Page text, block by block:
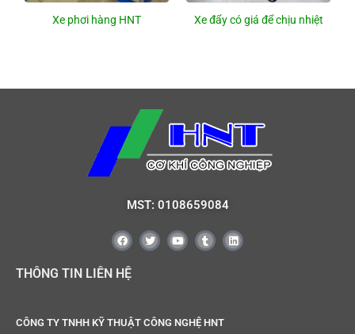
Xe phơi hàng HNT Xe đẩy có giá để chịu nhiệt
MST: 0108659084
THÔNG TIN LIÊN HỆ
CÔNG TY TNHH KỸ THUẬT CÔNG NGHỆ HNT